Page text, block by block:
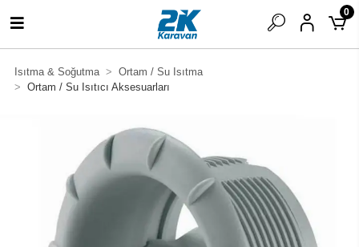
0
Isıtma & Soğutma
Ortam / Su Isıtma
Ortam / Su Isıtıcı Aksesuarları